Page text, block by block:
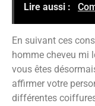
Lire aussi :
En suivant ces
homme cheveu mi
vous êtes
affirmer votre
différentes